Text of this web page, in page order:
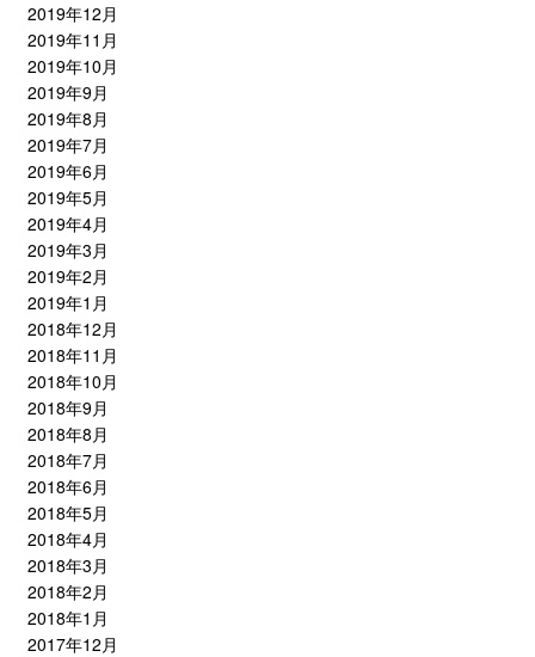
2019年12月
2019年11月
2019年10月
2019年9月
2019年8月
2019年7月
2019年6月
2019年5月
2019年4月
2019年3月
2019年2月
2019年1月
2018年12月
2018年11月
2018年10月
2018年9月
2018年8月
2018年7月
2018年6月
2018年5月
2018年4月
2018年3月
2018年2月
2018年1月
2017年12月